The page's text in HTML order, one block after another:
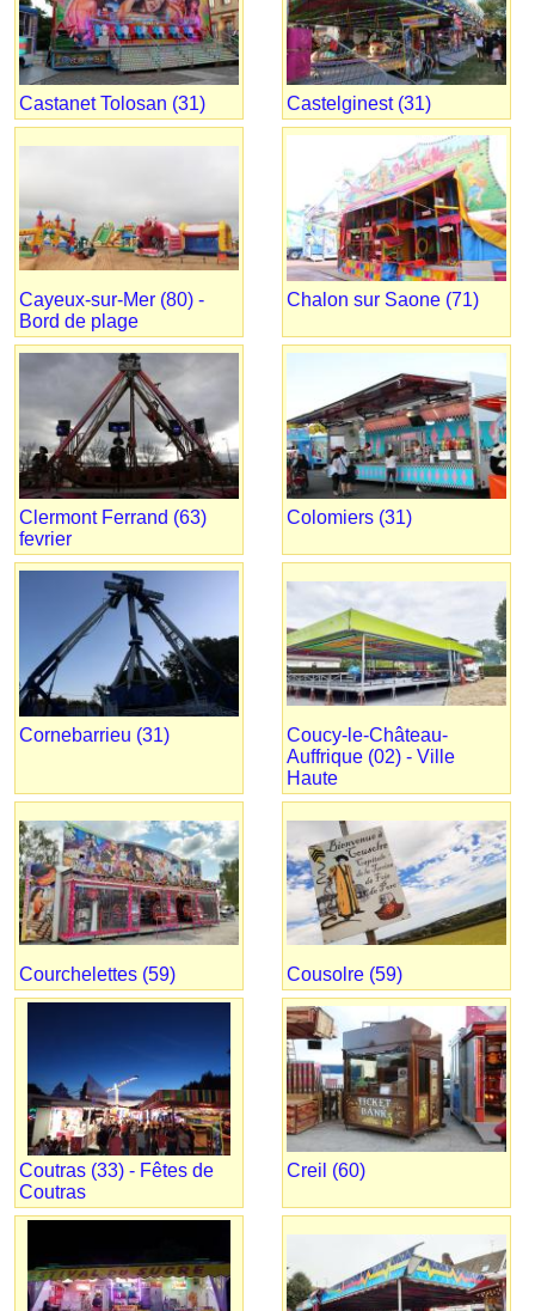
Castanet Tolosan (31) Castelginest (31)
Cayeux-sur-Mer (80) -
Bord de plage
Chalon sur Saone (71)
Clermont Ferrand (63)
fevrier
Colomiers (31)
Cornebarrieu (31)
Coucy-le-Château-
Auffrique (02) - Ville
Haute
Courchelettes (59) Cousolre (59)
Coutras (33) - Fêtes de
Coutras
Creil (60)